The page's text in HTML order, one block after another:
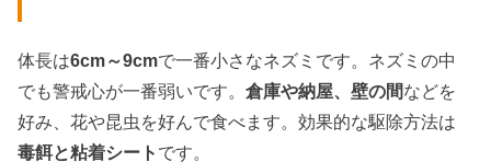
体長は6cm～9cmで一番小さなネズミです。ネズミの中
でも警戒心が一番弱いです。倉庫や納屋、壁の間などを
好み、花や昆虫を好んで食べます。効果的な駆除方法は
毒餌と粘着シート です。